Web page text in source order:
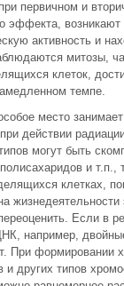
первичном и
эффекта,
активность и
митозы,
клеток,
темпе.
место
действии
могут быть
и т.п.,
клетках,
Если в
например,
При
других типов